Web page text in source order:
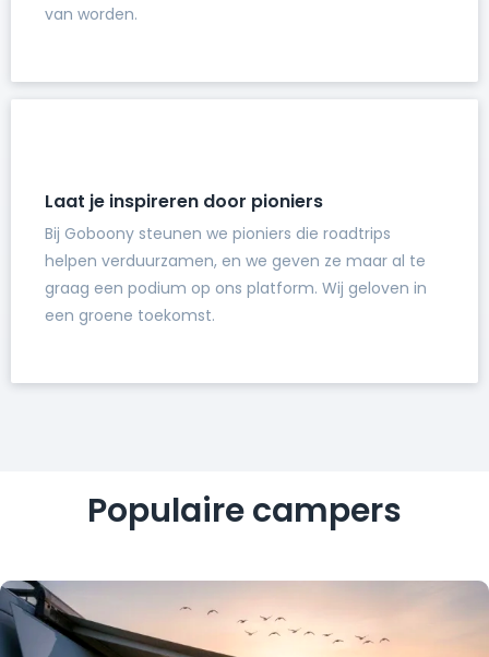
van worden.
Laat je inspireren door pioniers
Bij Goboony steunen we pioniers die roadtrips
helpen verduurzamen, en we geven ze maar al te
graag een podium op ons platform. Wij geloven in
een groene toekomst.
Populaire campers